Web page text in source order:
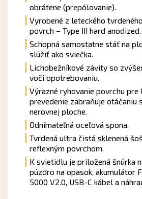
obrátene (prepólovanie).
Vyrobené z leteckého
povrch – Type III hard anodized.
Schopná samostatne stáť na
slúžiť ako sviečka.
Lichobežníkové závity so
voči opotrebovaniu.
Výrazné ryhovanie povrchu pre
prevedenie zabraňuje otáčaniu
nerovnej ploche.
Odnímateľná oceľová spona.
Tvrdená ultra čistá sklenená
reflexným povrchom.
K svietidlu je priložená šnúrka
púzdro na opasok, akumulátor
5000 V2.0, USB-C kábel a